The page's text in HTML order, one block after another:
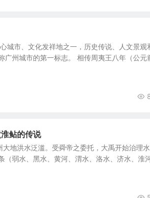
城市、文化发祥地之一，历史传说、人文景观
广州城市的第一标志。 相传周夷王八年（公元
鲇的传说
地洪水泛滥。受舜帝之委托，大禹开始治理水
弱水、黑水、黄河、渭水、洛水、济水、淮河